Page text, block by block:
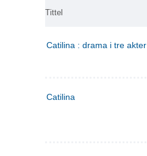
Tittel
Catilina : drama i tre akter
Catilina